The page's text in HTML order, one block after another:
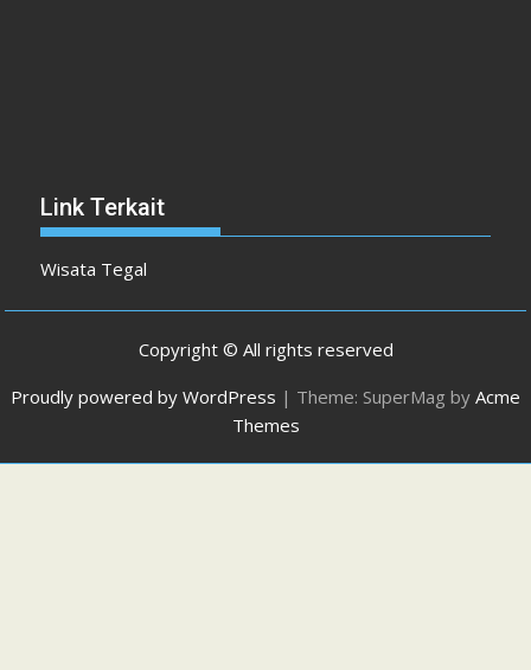
Link Terkait
Wisata Tegal
Copyright © All rights reserved
Proudly powered by WordPress | Theme: SuperMag by Acme
Themes